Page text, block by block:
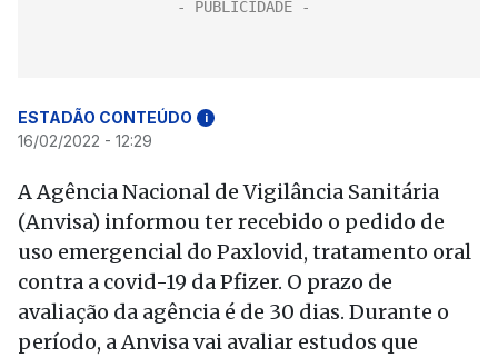
ESTADÃO CONTEÚDO i
16/02/2022 - 12:29
A Agência Nacional de Vigilância Sanitária
(Anvisa) informou ter recebido o pedido de
uso emergencial do Paxlovid, tratamento oral
contra a covid-19 da Pfizer. O prazo de
avaliação da agência é de 30 dias. Durante o
período, a Anvisa vai avaliar estudos que